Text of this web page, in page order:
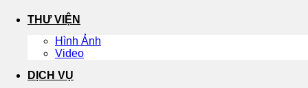
THƯ VIỆN
Hình Ảnh
Video
DỊCH VỤ